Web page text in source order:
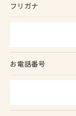
フリガナ
お電話番号